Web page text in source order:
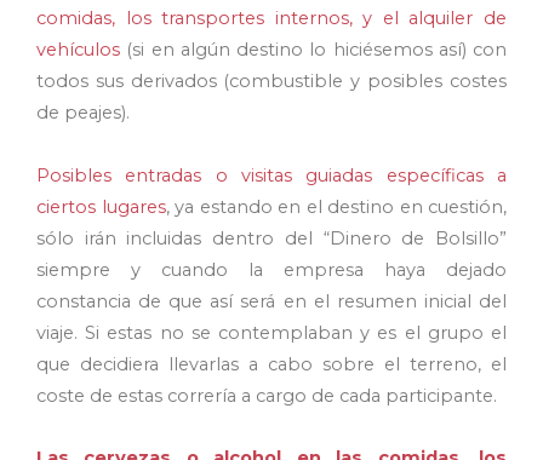
comidas, los transportes internos, y el alquiler de
vehículos (si en algún destino lo hiciésemos así) con
todos sus derivados (combustible y posibles costes
de peajes).
Posibles entradas o visitas guiadas específicas a
ciertos lugares, ya estando en el destino en cuestión,
sólo irán incluidas dentro del “Dinero de Bolsillo”
siempre y cuando la empresa haya dejado
constancia de que así será en el resumen inicial del
viaje. Si estas no se contemplaban y es el grupo el
que decidiera llevarlas a cabo sobre el terreno, el
coste de estas correría a cargo de cada participante.